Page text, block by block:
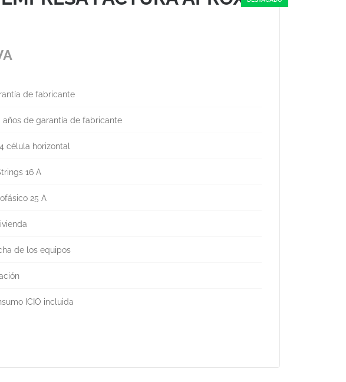
de fabricante
años de garantía de fabricante
célula horizontal
16 A
25 A
de los equipos
ICIO incluida